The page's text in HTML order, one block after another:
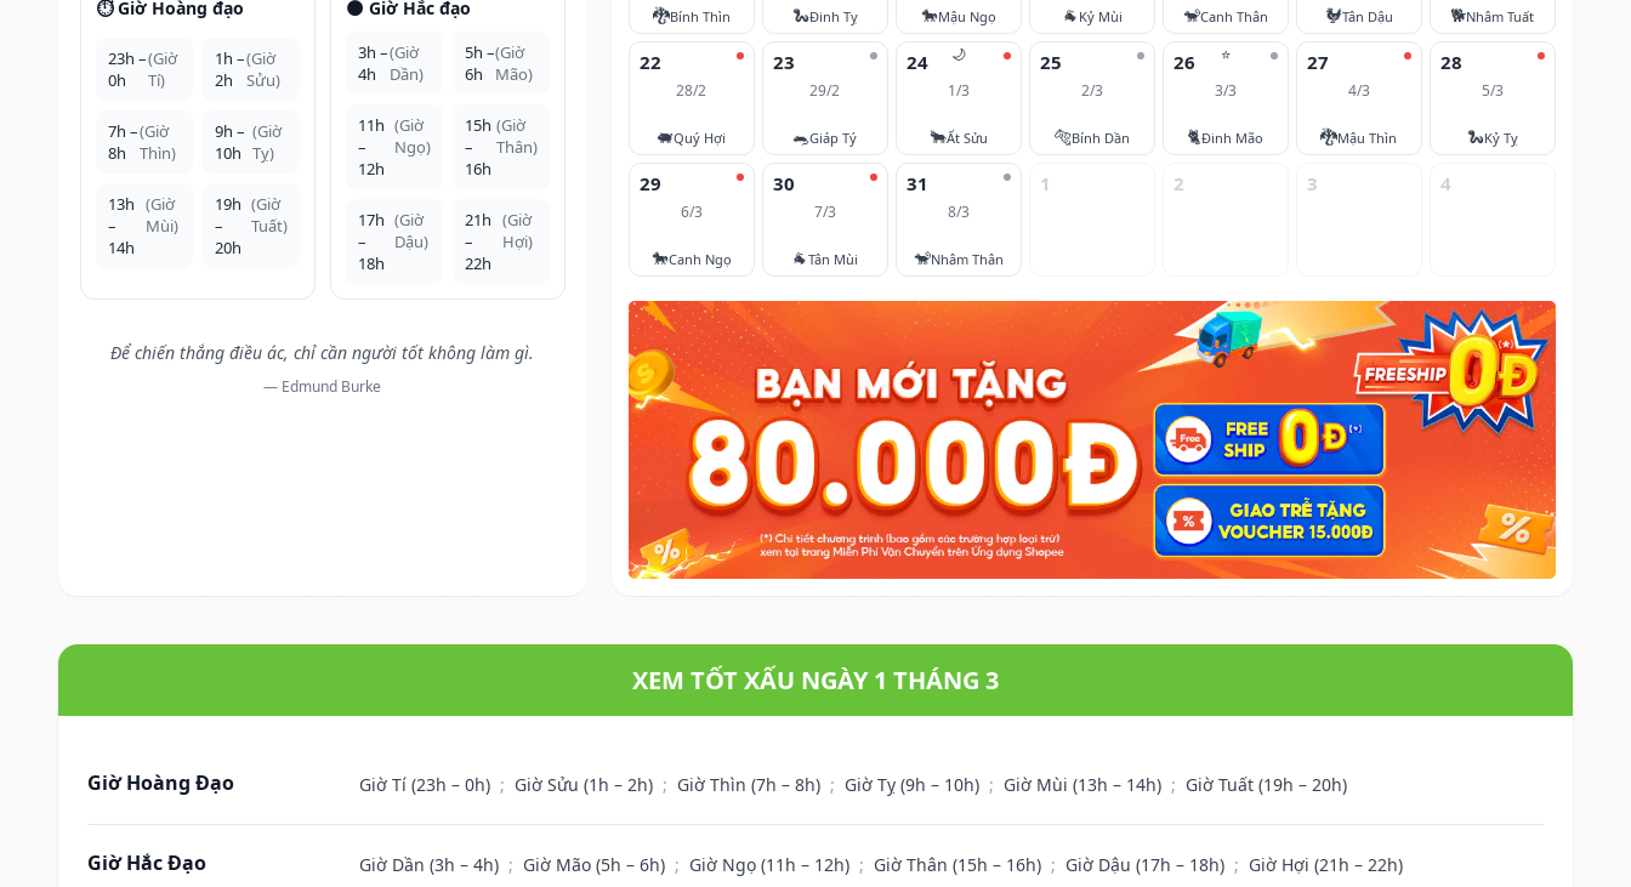
⏱️ Giờ Hoàng đạo
23h –
0h
(Giờ
Tí)
1h –
2h
(Giờ
Sửu)
7h –
8h
(Giờ
Thìn)
9h –
10h
(Giờ
Tỵ)
13h
–
14h
(Giờ
Mùi)
19h
–
20h
(Giờ
Tuất)
🌑 Giờ Hắc đạo
3h –
4h
(Giờ
Dần)
5h –
6h
(Giờ
Mão)
11h
–
12h
(Giờ
Ngọ)
15h
–
16h
(Giờ
Thân)
17h
–
18h
(Giờ
Dậu)
21h
–
22h
(Giờ
Hợi)
Để chiến thắng điều ác, chỉ cần người tốt không làm gì.
— Edmund Burke
🐉Bính Thìn 🐍Đinh Tỵ 🐎Mậu Ngọ 🐐 Kỷ Mùi 🐒Canh Thân 🐓Tân Dậu 🐕Nhâm Tuất
22
28/2
🐖Quý Hợi
23
29/2
🐀Giáp Tý
🌙
24
1/3
🐂Ất Sửu
25
2/3
🐅Bính Dần
⭐
26
3/3
🐈Đinh Mão
27
4/3
🐉Mậu Thìn
28
5/3
🐍Kỷ Tỵ
29
6/3
🐎Canh Ngọ
30
7/3
🐐Tân Mùi
31
8/3
🐒Nhâm Thân
1 2 3 4
XEM TỐT XẤU NGÀY 1 THÁNG 3
Giờ Hoàng Đạo Giờ Tí (23h – 0h) ; Giờ Sửu (1h – 2h) ; Giờ Thìn (7h – 8h) ; Giờ Tỵ (9h – 10h) ; Giờ Mùi (13h – 14h) ; Giờ Tuất (19h – 20h)
Giờ Hắc Đạo Giờ Dần (3h – 4h) ; Giờ Mão (5h – 6h) ; Giờ Ngọ (11h – 12h) ; Giờ Thân (15h – 16h) ; Giờ Dậu (17h – 18h) ; Giờ Hợi (21h – 22h)